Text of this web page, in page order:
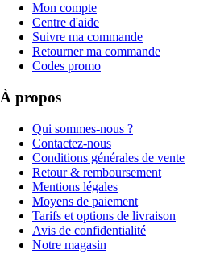
Mon compte
Centre d'aide
Suivre ma commande
Retourner ma commande
Codes promo
À propos
Qui sommes-nous ?
Contactez-nous
Conditions générales de vente
Retour & remboursement
Mentions légales
Moyens de paiement
Tarifs et options de livraison
Avis de confidentialité
Notre magasin